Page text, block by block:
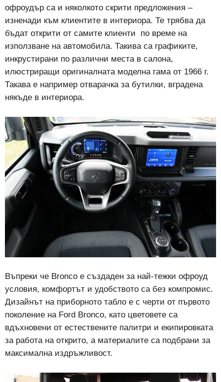
офроудър са и няколкото скрити предложения –
изненади към клиентите в интериора. Те трябва да
бъдат открити от самите клиенти по време на
използване на автомобила. Такива са графиките,
инкрустирани по различни места в салона,
илюстриращи оригиналната моделна гама от 1966 г.
Такава е например отварачка за бутилки, вградена
някъде в интериора.
Въпреки че Bronco е създаден за най-тежки офроуд
условия, комфортът и удобството са без компромис.
Дизайнът на приборното табло е с черти от първото
поколение на Ford Bronco, като цветовете са
вдъхновени от естествените палитри и екипировката
за работа на открито, а материалите са подбрани за
максимална издръжливост.